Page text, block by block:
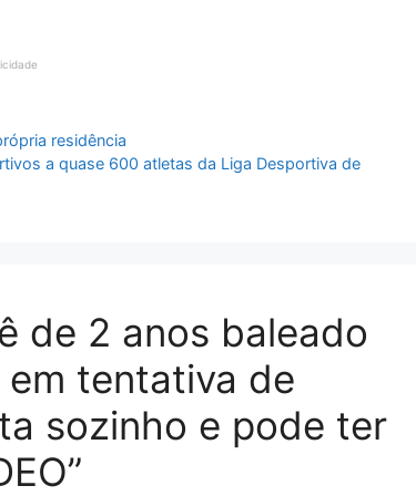
residência
a quase 600 atletas da Liga Desportiva de
de 2 anos baleado
tentativa de
sozinho e pode ter